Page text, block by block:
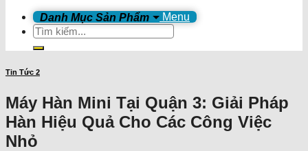
Menu
Tìm
kiếm:
Tin Tức 2
Máy Hàn Mini Tại Quận 3: Giải Pháp
Hàn Hiệu Quả Cho Các Công Việc
Nhỏ